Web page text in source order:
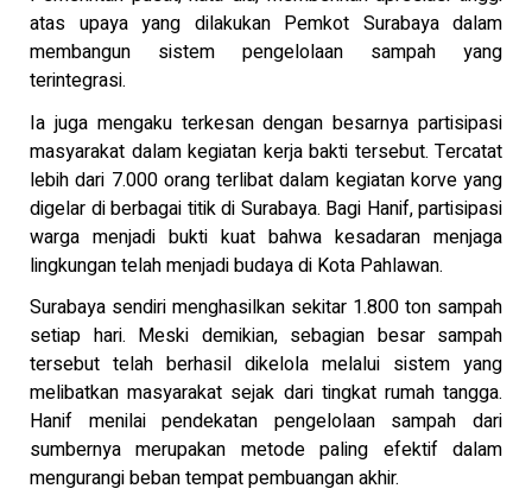
atas upaya yang dilakukan Pemkot Surabaya dalam
membangun sistem pengelolaan sampah yang
terintegrasi.
Ia juga mengaku terkesan dengan besarnya partisipasi
masyarakat dalam kegiatan kerja bakti tersebut. Tercatat
lebih dari 7.000 orang terlibat dalam kegiatan korve yang
digelar di berbagai titik di Surabaya. Bagi Hanif, partisipasi
warga menjadi bukti kuat bahwa kesadaran menjaga
lingkungan telah menjadi budaya di Kota Pahlawan.
Surabaya sendiri menghasilkan sekitar 1.800 ton sampah
setiap hari. Meski demikian, sebagian besar sampah
tersebut telah berhasil dikelola melalui sistem yang
melibatkan masyarakat sejak dari tingkat rumah tangga.
Hanif menilai pendekatan pengelolaan sampah dari
sumbernya merupakan metode paling efektif dalam
mengurangi beban tempat pembuangan akhir.